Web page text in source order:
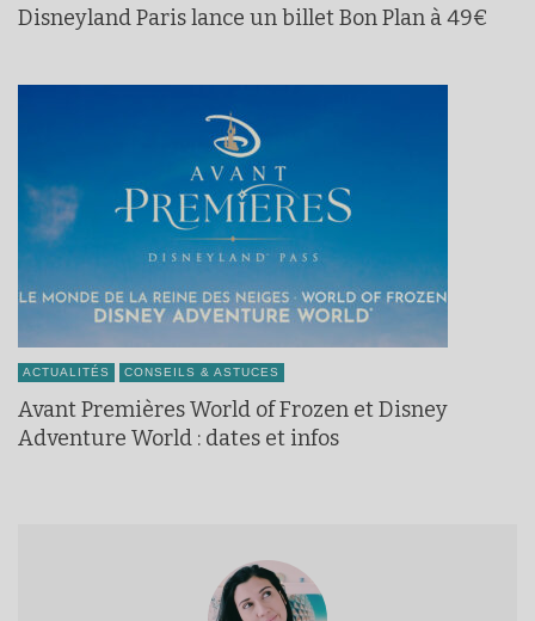
Disneyland Paris lance un billet Bon Plan à 49€
ACTUALITÉS CONSEILS & ASTUCES
Avant Premières World of Frozen et Disney
Adventure World : dates et infos